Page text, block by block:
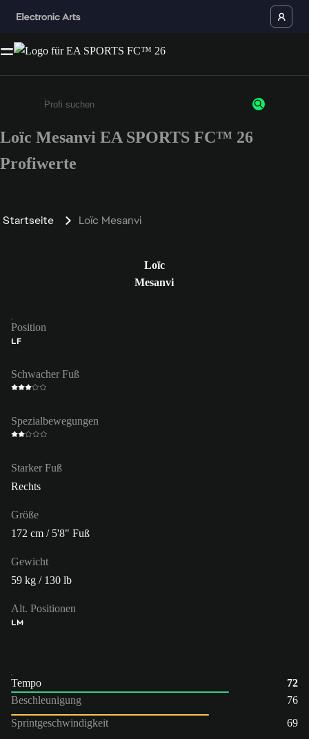
Gib mindestens 3 Zeichen oder Ziffern ein
Loïc Mesanvi EA SPORTS FC™ 26
Profiwerte
Startseite Loïc Mesanvi
Loïc
Mesanvi
Position
LF
Schwacher Fuß
Spezialbewegungen
Starker Fuß
Rechts
Größe
172 cm / 5'8" Fuß
Gewicht
59 kg / 130 lb
Alt. Positionen
LM
Tempo
72
Beschleunigung
76
Sprintgeschwindigkeit
69